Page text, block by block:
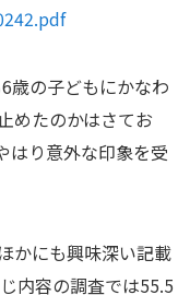
歳の子どもにかなわ
めたのかはさてお
はり意外な印象を受
かにも興味深い記載
内容の調査では55.5